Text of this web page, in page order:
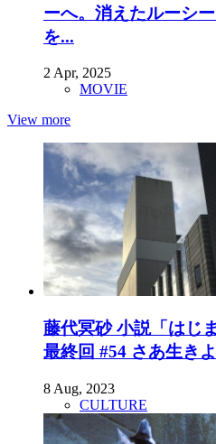
ーへ。消えたルーシ
を...
2 Apr, 2025
MOVIE
View more
藤代冥砂 小説「はじ
最終回 #54 さあ生き
8 Aug, 2023
CULTURE